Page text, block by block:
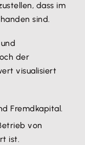
dass im
sind.
der
visualisiert
Fremdkapital.
von
ist.